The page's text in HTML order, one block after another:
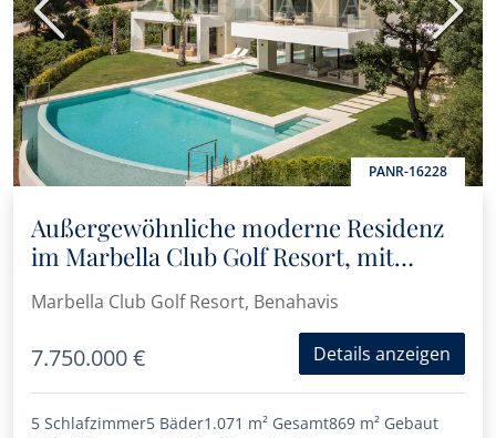
PANR-16228
Vorherige
Außergewöhnliche moderne Residenz
im Marbella Club Golf Resort, mit
atemberaubendem Panoramablick
Marbella Club Golf Resort, Benahavis
7.750.000 € Details anzeigen
5 Schlafzimmer5 Bäder1.071 m² Gesamt869 m² Gebaut